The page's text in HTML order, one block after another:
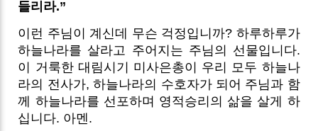
들리라.”
이런 주님이 계신데 무슨 걱정입니까? 하루하루가
하늘나라를 살라고 주어지는 주님의 선물입니다.
이 거룩한 대림시기 미사은총이 우리 모두 하늘나
라의 전사가, 하늘나라의 수호자가 되어 주님과 함
께 하늘나라를 선포하며 영적승리의 삶을 살게 하
십니다. 아멘.